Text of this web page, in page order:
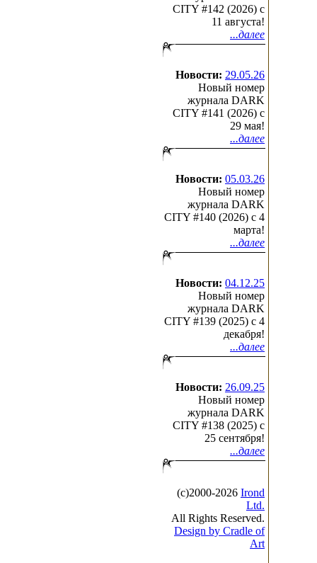
CITY #142 (2026) c
11 августа!
...далее
Новости: 29.05.26
Новый номер
журнала DARK
CITY #141 (2026) c
29 мая!
...далее
Новости: 05.03.26
Новый номер
журнала DARK
CITY #140 (2026) c 4
марта!
...далее
Новости: 04.12.25
Новый номер
журнала DARK
CITY #139 (2025) c 4
декабря!
...далее
Новости: 26.09.25
Новый номер
журнала DARK
CITY #138 (2025) c
25 сентября!
...далее
(с)2000-2026 Irond
Ltd.
All Rights Reserved.
Design by Cradle of
Art